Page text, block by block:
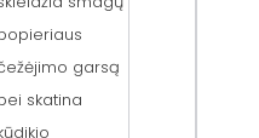
garsą
skatina